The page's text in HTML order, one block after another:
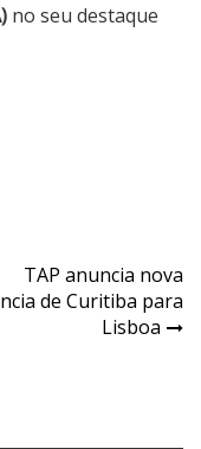
no seu destaque
TAP anuncia nova
de Curitiba para
Lisboa